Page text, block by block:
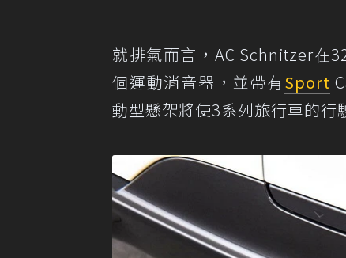
就排氣而言，AC Schnitzer在
個運動消音器，並帶有Sport
動型懸架將使3系列旅行車的行